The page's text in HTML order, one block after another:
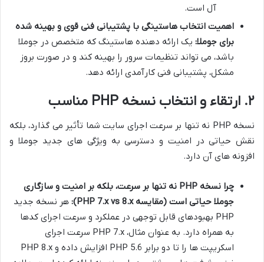
آل است.
اهمیت انتخاب هاستینگی با پشتیبانی فنی قوی و بهینه شده
برای جوملا: یک ارائه دهنده هاستینگ که متخصص در جوملا
باشد، می تواند تنظیمات سرور را بهینه کند و در صورت بروز
مشکل، پشتیبانی فنی کارآمدی ارائه دهد.
۲. ارتقاء و انتخاب نسخه PHP مناسب
نسخه PHP نه تنها بر سرعت اجرای سایت شما تأثیر می گذارد، بلکه
نقش حیاتی در امنیت و دسترسی به ویژگی های جدید جوملا و
افزونه های آن دارد.
چرا نسخه PHP نه تنها بر سرعت، بلکه بر امنیت و سازگاری
جوملا حیاتی است (مقایسه PHP 7.x vs 8.x):
هر نسخه جدید
PHP بهبودهای قابل توجهی در عملکرد و سرعت اجرای کدها
به همراه دارد. به عنوان مثال، PHP 7.x سرعت اجرای
اسکریپت ها را تا دو برابر PHP 5.6 افزایش داده و PHP 8.x